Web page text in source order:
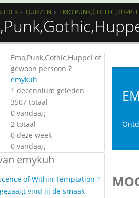
QUIZZEN
Emo,Punk,Gothic,Huppel of
gewoon persoon ?
emykuh
1 decennium geleden
3507 totaal
0 vandaag
2 totaal
0 deze week
0 vandaag
emykuh
of Within Temptation ?
vind jij de smaak